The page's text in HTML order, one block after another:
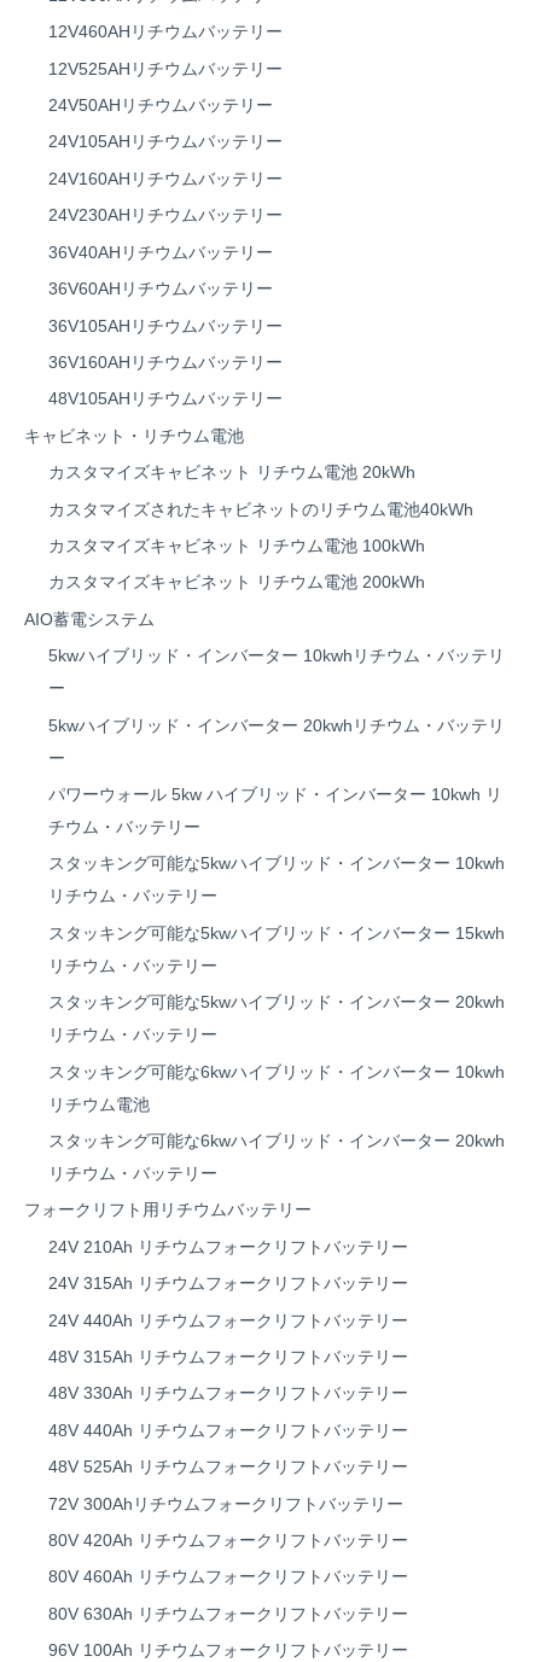
12V460AHリチウムバッテリー
12V525AHリチウムバッテリー
24V50AHリチウムバッテリー
24V105AHリチウムバッテリー
24V160AHリチウムバッテリー
24V230AHリチウムバッテリー
36V40AHリチウムバッテリー
36V60AHリチウムバッテリー
36V105AHリチウムバッテリー
36V160AHリチウムバッテリー
48V105AHリチウムバッテリー
キャビネット・リチウム電池
カスタマイズキャビネット リチウム電池 20kWh
カスタマイズされたキャビネットのリチウム電池40kWh
カスタマイズキャビネット リチウム電池 100kWh
カスタマイズキャビネット リチウム電池 200kWh
AIO蓄電システム
5kwハイブリッド・インバーター 10kwhリチウム・バッテリ
ー
5kwハイブリッド・インバーター 20kwhリチウム・バッテリ
ー
パワーウォール 5kw ハイブリッド・インバーター 10kwh リ
チウム・バッテリー
スタッキング可能な5kwハイブリッド・インバーター 10kwh
リチウム・バッテリー
スタッキング可能な5kwハイブリッド・インバーター 15kwh
リチウム・バッテリー
スタッキング可能な5kwハイブリッド・インバーター 20kwh
リチウム・バッテリー
スタッキング可能な6kwハイブリッド・インバーター 10kwh
リチウム電池
スタッキング可能な6kwハイブリッド・インバーター 20kwh
リチウム・バッテリー
フォークリフト用リチウムバッテリー
24V 210Ah リチウムフォークリフトバッテリー
24V 315Ah リチウムフォークリフトバッテリー
24V 440Ah リチウムフォークリフトバッテリー
48V 315Ah リチウムフォークリフトバッテリー
48V 330Ah リチウムフォークリフトバッテリー
48V 440Ah リチウムフォークリフトバッテリー
48V 525Ah リチウムフォークリフトバッテリー
72V 300Ahリチウムフォークリフトバッテリー
80V 420Ah リチウムフォークリフトバッテリー
80V 460Ah リチウムフォークリフトバッテリー
80V 630Ah リチウムフォークリフトバッテリー
96V 100Ah リチウムフォークリフトバッテリー